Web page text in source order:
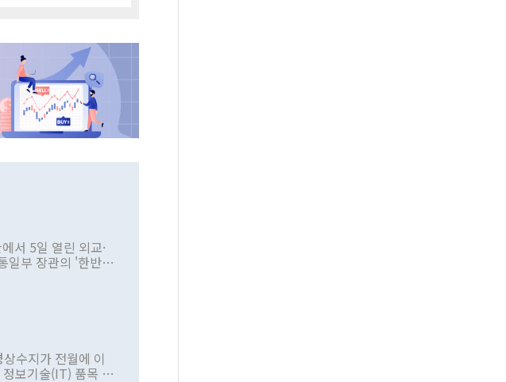
서 5일 열린 외교·
일부 장관의 '한반도
추진하겠다고 공
다. 그동안 정 장
지만 대통령과 유
이례적이다. 정 장
수지가 전월에 이
보기술(IT) 품목 수